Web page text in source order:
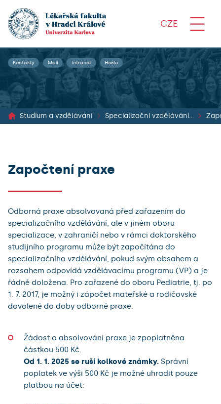
CZE
Kontakty Mail Intranet Heslo
Studium a vzdělávání Specializační vzdělávání lékařů
Započtení praxe
Odborná praxe absolvovaná před zařazením do
specializačního vzdělávání, ale v jiném oboru
specializace, v zahraničí nebo v rámci doktorského
studijního programu může být započítána do
specializačního vzdělávání, pokud svým obsahem a
rozsahem odpovídá vzdělávacímu programu (VP) a je
řádně doložena. Pro zařazené do oboru Pediatrie, tj. po
1. 7. 2017, je možný i zápočet mateřské a rodičovské
dovolené do doby odborné praxe.
Žádost o absolvování praxe je zpoplatněna
částkou 500 Kč.
Od 1. 1. 2025 se ruší kolkové známky. Správní
poplatek ve výši 500 Kč je možné uhradit pouze
platbou na účet: